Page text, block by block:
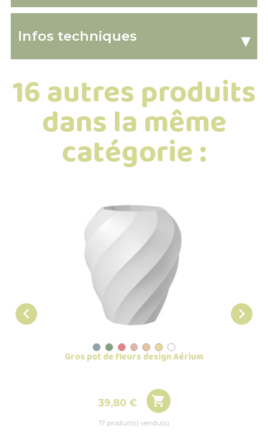
Infos techniques ▾
16 autres produits
dans la même
catégorie :

Gros pot de fleurs design Aérium
Prix
39,80 € 
17 produit(s) vendu(s)
